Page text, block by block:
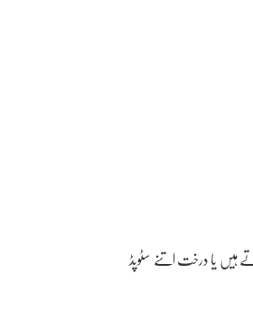
ہیں یا درخت اتنے سٹوپڈ